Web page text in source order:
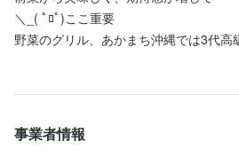
＼_( ﾟﾛﾟ)ここ重要
野菜のグリル、あかまち沖縄では3代高
(๑′ᴗ‵๑)
味もお店の雰囲気も、シェフも従業員
事業者情報
コミュニケーション能力
調理師免許やソムリエ資格などお持ち
求める人物像